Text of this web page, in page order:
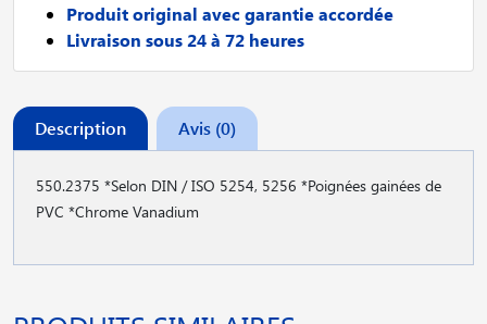
Produit original avec garantie accordée
Livraison sous 24 à 72 heures
Description Avis (0)
550.2375 *Selon DIN / ISO 5254, 5256 *Poignées gainées de
PVC *Chrome Vanadium